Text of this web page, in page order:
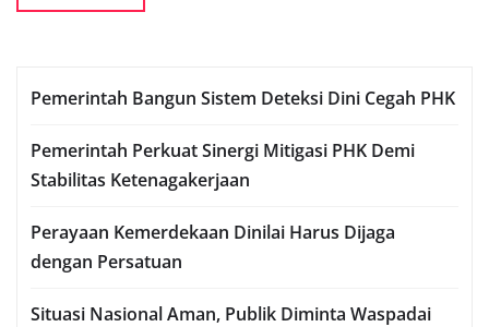
Pemerintah Bangun Sistem Deteksi Dini Cegah PHK
Pemerintah Perkuat Sinergi Mitigasi PHK Demi
Stabilitas Ketenagakerjaan
Perayaan Kemerdekaan Dinilai Harus Dijaga
dengan Persatuan
Situasi Nasional Aman, Publik Diminta Waspadai